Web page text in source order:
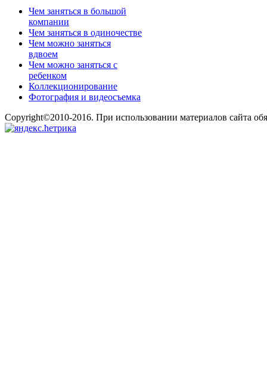
Чем заняться в большой
компании
Чем заняться в одиночестве
Чем можно заняться
вдвоем
Чем можно заняться с
ребенком
Коллекционирование
Фотография и видеосъемка
Copyright©2010-2016. При использовании материалов сайта